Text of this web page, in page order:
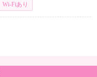
Wi-Fiあり